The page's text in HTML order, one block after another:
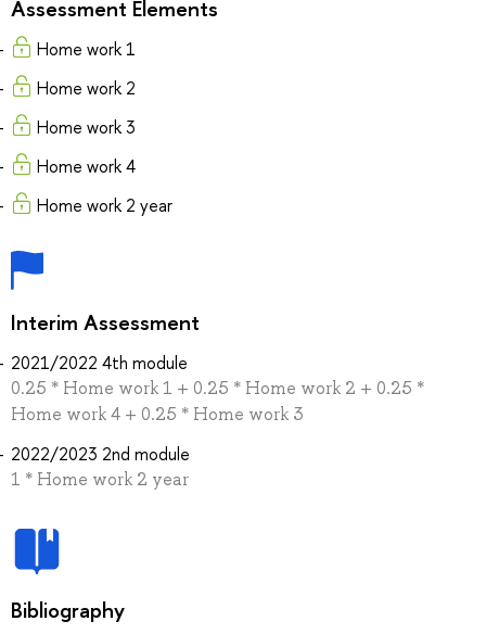
Assessment Elements
Home work 1
Home work 2
Home work 3
Home work 4
Home work 2 year
Interim Assessment
2021/2022 4th module
0.25 * Home work 1 + 0.25 * Home work 2 + 0.25 *
Home work 4 + 0.25 * Home work 3
2022/2023 2nd module
1 * Home work 2 year
Bibliography